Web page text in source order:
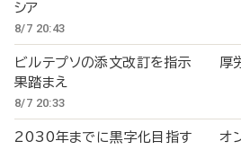
シア
8/7 20:43
ビルテプソの添文改訂を指示 厚
果踏まえ
8/7 20:33
2030年までに黒字化目指す オン